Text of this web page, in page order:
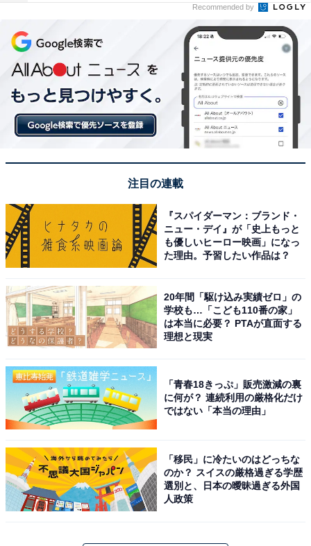
現在、実家暮らしを選んでいる理由は「父の経営する会
社に勤めており、業績悪化のため給与カットを受けてい
る。そのため、実家暮らしでないと生活できない」と明
かしました。
また、「将来的には障がい者雇用枠で働こうと考えてお
けることを考えている」と、状況を吐露しています。
「親の言うとおりに生活しないといけない」
実家暮らしでは“親との関係”で苦労しているとのこと。
「親の言うとおりに生活しないといけない。親は子供が
自分の思い通りに動かないと不平不満を垂れるので、指
示には従うようにしている」と、苦悩を打ち明けまし
た。
さらに「4LDKではないため、私はリビングで寝てお
り、自室がない。プライベートがほとんどない」とも話
告白しています。
また、実家暮らしでのお金の悩みについてもあるようで
Recommended by
注目の連載
『スパイダーマン：ブランド・
ニュー・デイ』が「史上もっと
も優しいヒーロー映画」になっ
た理由。予習したい作品は？
20年間「駆け込み実績ゼロ」の
学校も…「こども110番の家」
は本当に必要？ PTAが直面する
理想と現実
「青春18きっぷ」販売激減の裏
に何が？ 連続利用の厳格化だけ
ではない「本当の理由」
「移民」に冷たいのはどっちな
のか？ スイスの厳格過ぎる学歴
選別と、日本の曖昧過ぎる外国
人政策